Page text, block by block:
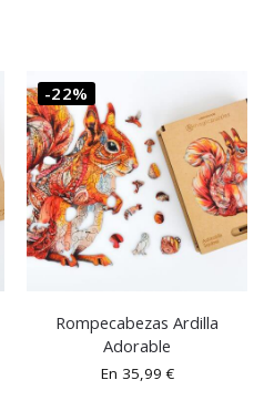
-22%
Rompecabezas Ardilla
Adorable
En 35,99€